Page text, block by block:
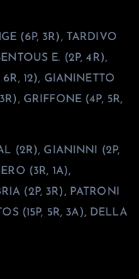
(6P, 3R), TARDIVO
E. (2P, 4R),
6R, 12), GIANINETTO
GRIFFONE (4P, 5R,
(2R), GIANINNI (2P,
(3R, 1A),
(2P, 3R), PATRONI
(15P, 5R, 3A), DELLA